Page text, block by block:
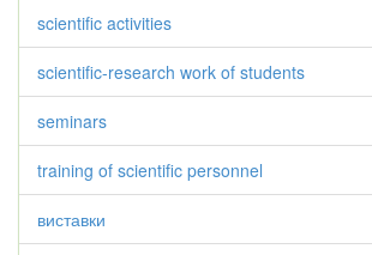
scientific activities
scientific-research work of students
seminars
training of scientific personnel
виставки